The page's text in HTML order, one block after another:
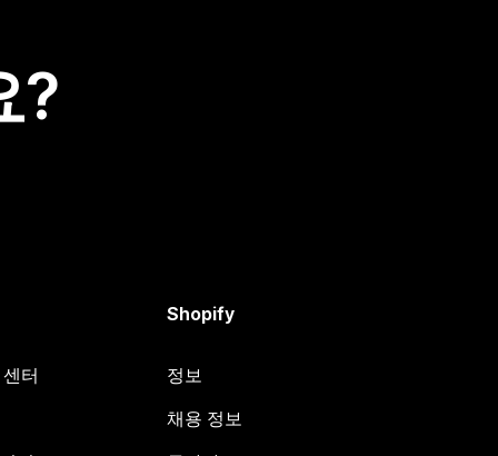
?
터
Shopify
정보
채용 정보